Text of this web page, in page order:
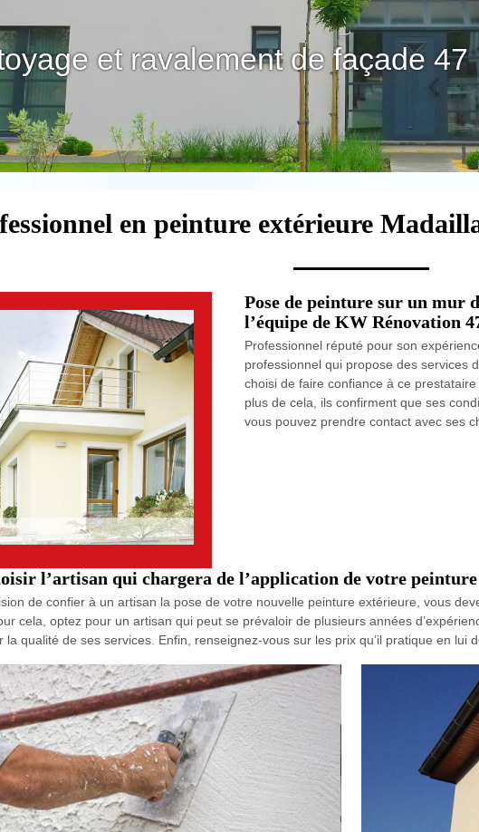
et ravalement de façade 47
en peinture extérieure
Pose de peinture sur un mur
l’équipe de KW Rénovation
Professionnel réputé pour son
professionnel qui propose des services
choisi de faire confiance à ce
plus de cela, ils confirment que ses
vous pouvez prendre contact avec ses
l’artisan qui chargera de l’application de votre
de confier à un artisan la pose de votre nouvelle peinture extérieure, vous
cela, optez pour un artisan qui peut se prévaloir de plusieurs années
la qualité de ses services. Enfin, renseignez-vous sur les prix qu’il pratique en lui